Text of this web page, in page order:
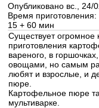
Опубликовано вс., 24/
Время приготовления:
15 + 60 мин
Существует огромное
приготовления
вареного, в
овощами, но самым
любят и взрослые, и
пюре.
Картофельное пюре
мультиварке.